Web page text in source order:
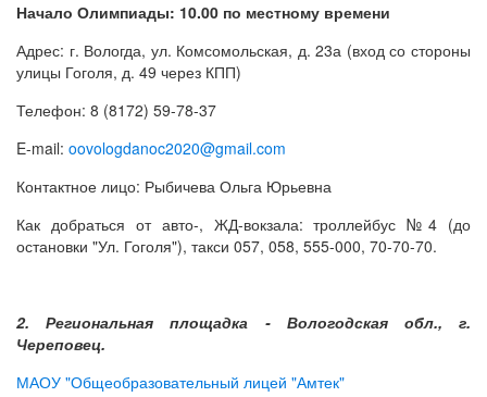
Начало Олимпиады: 10.00 по местному времени
Адрес: г. Вологда, ул. Комсомольская, д. 23а (вход со стороны
улицы Гоголя, д. 49 через КПП)
Телефон: 8 (8172) 59-78-37
E-mail: oovologdanoc2020@gmail.com
Контактное лицо: Рыбичева Ольга Юрьевна
Как добраться от авто-, ЖД-вокзала: троллейбус №4 (до
остановки "Ул. Гоголя"), такси 057, 058, 555-000, 70-70-70.
2. Региональная площадка - Вологодская обл., г.
Череповец.
МАОУ "Общеобразовательный лицей "Амтек"